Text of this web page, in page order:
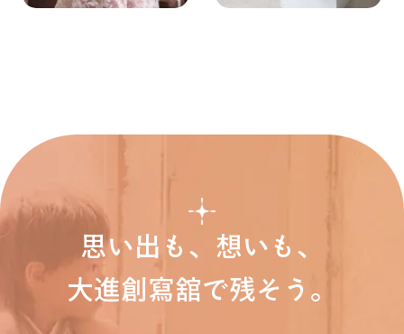
思い出も、想いも、
大進創寫舘で残そう。